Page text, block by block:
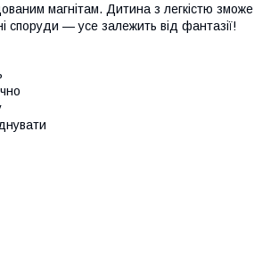
магнітам. Дитина з легкістю зможе
споруди — усе залежить від фантазії!